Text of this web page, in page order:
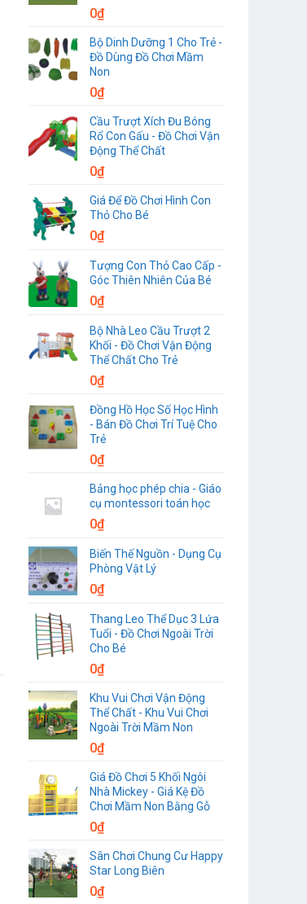
0₫
Bộ Dinh Dưỡng 1 Cho Trẻ -
Đồ Dùng Đồ Chơi Mầm
Non
0₫
Cầu Trượt Xích Đu Bóng
Rổ Con Gấu - Đồ Chơi Vận
Động Thể Chất
0₫
Giá Để Đồ Chơi Hình Con
Thỏ Cho Bé
0₫
Tượng Con Thỏ Cao Cấp -
Góc Thiên Nhiên Của Bé
0₫
Bộ Nhà Leo Cầu Trượt 2
Khối - Đồ Chơi Vận Động
Thể Chất Cho Trẻ
0₫
Đồng Hồ Học Số Học Hình
- Bán Đồ Chơi Trí Tuệ Cho
Trẻ
0₫
Bảng học phép chia - Giáo
cụ montessori toán học
0₫
Biến Thế Nguồn - Dụng Cụ
Phòng Vật Lý
0₫
Thang Leo Thể Dục 3 Lứa
Tuổi - Đồ Chơi Ngoài Trời
Cho Bé
0₫
Khu Vui Chơi Vận Động
Thể Chất - Khu Vui Chơi
Ngoài Trời Mầm Non
0₫
Giá Đồ Chơi 5 Khối Ngôi
Nhà Mickey - Giá Kệ Đồ
Chơi Mầm Non Bằng Gỗ
0₫
Sân Chơi Chung Cư Happy
Star Long Biên
0₫